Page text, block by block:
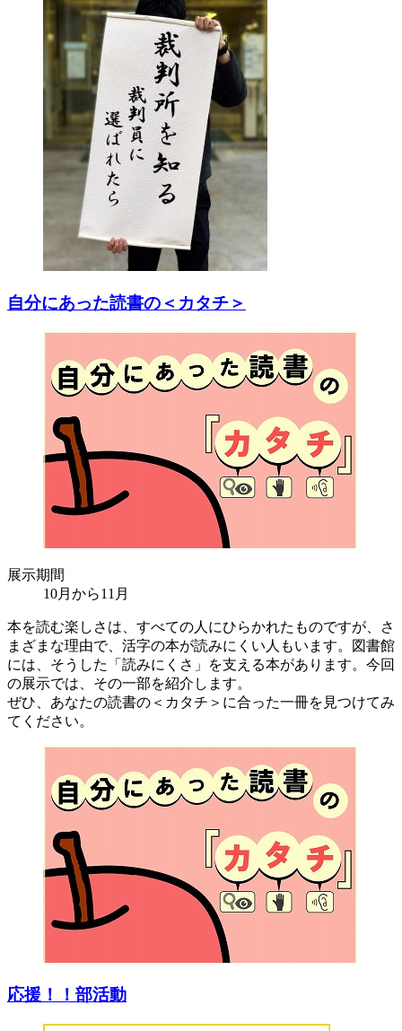
自分にあった読書の＜カタチ＞
展示期間
10月から11月
本を読む楽しさは、すべての人にひらかれたものですが、さ
まざまな理由で、活字の本が読みにくい人もいます。図書館
には、そうした「読みにくさ」を支える本があります。今回
の展示では、その一部を紹介します。
ぜひ、あなたの読書の＜カタチ＞に合った一冊を見つけてみ
てください。
応援！！部活動